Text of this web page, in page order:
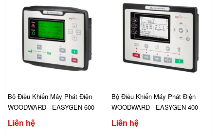
Bộ Điều Khiển Máy Phát Điện
WOODWARD - EASYGEN 600
Liên hệ
Bộ Điều Khiển Máy Phát Điện
WOODWARD - EASYGEN 400
Liên hệ